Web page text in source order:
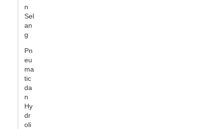
n
Sel
an
g
Pn
eu
ma
tic
da
n
Hy
dr
oli